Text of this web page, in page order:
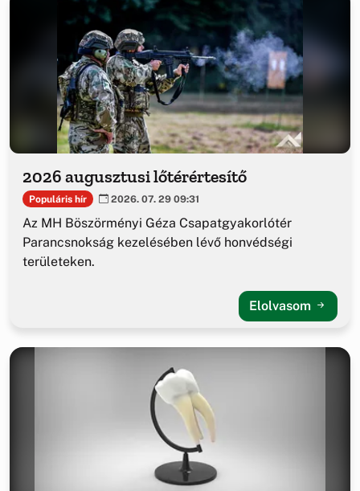
2026 augusztusi lőtérértesítő
Populáris hír 2026. 07. 29 09:31
Az MH Böszörményi Géza Csapatgyakorlótér
Parancsnokság kezelésében lévő honvédségi
területeken.
Elolvasom